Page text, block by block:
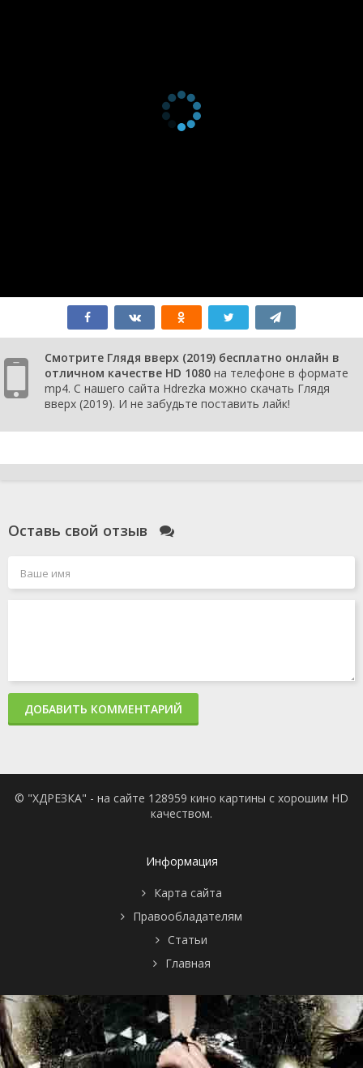
Смотрите Глядя вверх (2019) бесплатно онлайн в
отличном качестве HD 1080 на телефоне в формате
mp4. С нашего сайта Hdrezka можно скачать Глядя
вверх (2019). И не забудьте поставить лайк!
Оставь свой отзыв
ДОБАВИТЬ КОММЕНТАРИЙ
© "ХДРЕЗКА" - на сайте 128959 кино картины с хорошим HD
качеством.
Информация
Карта сайта
Правообладателям
Статьи
Главная